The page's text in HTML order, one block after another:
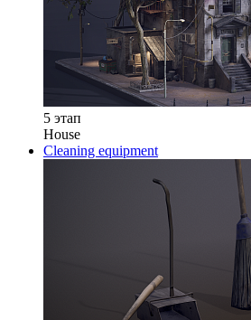
5 этап
House
Cleaning equipment